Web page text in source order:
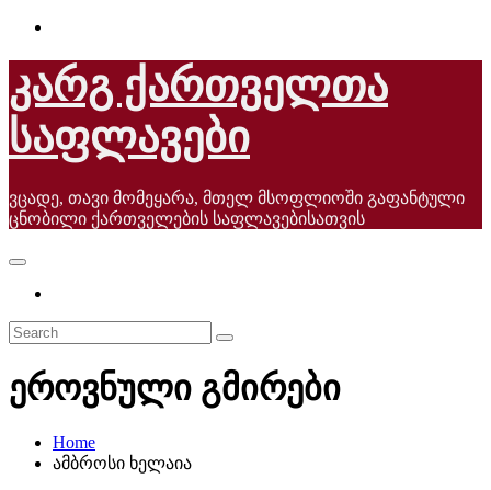
Skip
content
კარგ ქართველთა
საფლავები
ვცადე, თავი მომეყარა, მთელ მსოფლიოში გაფანტული
ცნობილი ქართველების საფლავებისათვის
ეროვნული გმირები
Home
ამბროსი ხელაია